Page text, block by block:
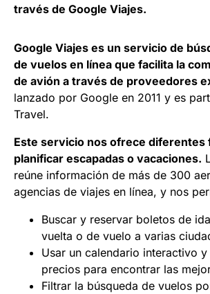
través de Google Viajes.
Google Viajes es un servicio de
de vuelos en línea que facilita la
de avión a través de proveedores
lanzado por Google en 2011 y es
Travel.
Este servicio nos ofrece diferentes
planificar escapadas o vacaciones.
reúne información de más de 300
agencias de viajes en línea, y nos
Buscar y reservar boletos de
vuelta o de vuelo a varias
Usar un calendario interactivo
precios para encontrar las
Filtrar la búsqueda de vuelos